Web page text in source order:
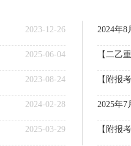
2023-12-26
2025-06-04
2023-08-24
2024-02-28
2025-03-29